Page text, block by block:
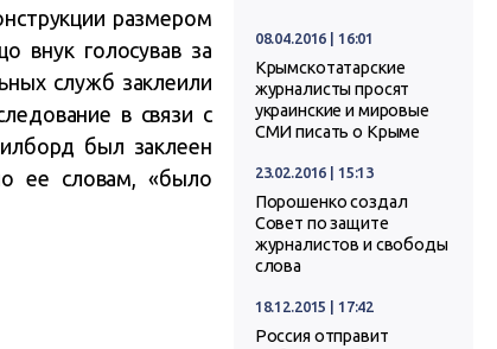
размером
внук голосував за
служб заклеили
в связи с
был заклеен
ее словам, «было
08.04.2016 | 16:01
Крымскотатарские
журналисты просят
украинские и мировые
СМИ писать о Крыме
23.02.2016 | 15:13
Порошенко создал
Совет по защите
журналистов и свободы
слова
18.12.2015 | 17:42
Россия отправит